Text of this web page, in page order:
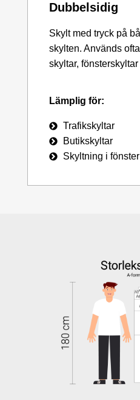
Dubbelsidig
Skylt med tryck på
skylten. Används
skyltar,
Lämplig för:
Trafikskyltar
Butikskyltar
Skyltning i fönster